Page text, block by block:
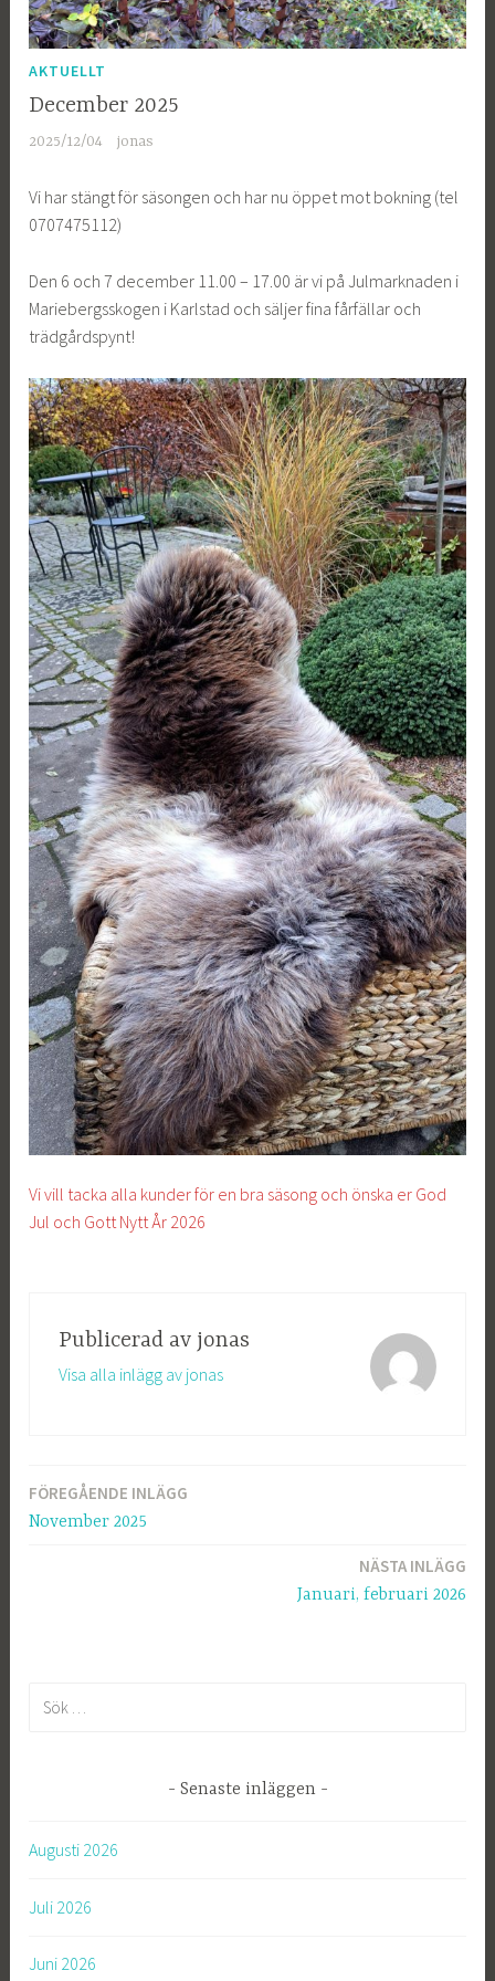
AKTUELLT
December 2025
2025/12/04 jonas
Vi har stängt för säsongen och har nu öppet mot bokning (tel
0707475112)
Den 6 och 7 december 11.00 – 17.00 är vi på Julmarknaden i
Mariebergsskogen i Karlstad och säljer fina fårfällar och
trädgårdspynt!
Vi vill tacka alla kunder för en bra säsong och önska er God
Jul och Gott Nytt År 2026
Publicerad av jonas
Visa alla inlägg av jonas
Inläggsnavigering
FÖREGÅENDE INLÄGG
November 2025
NÄSTA INLÄGG
Januari, februari 2026
e
:
Senaste inläggen
Augusti 2026
Juli 2026
Juni 2026